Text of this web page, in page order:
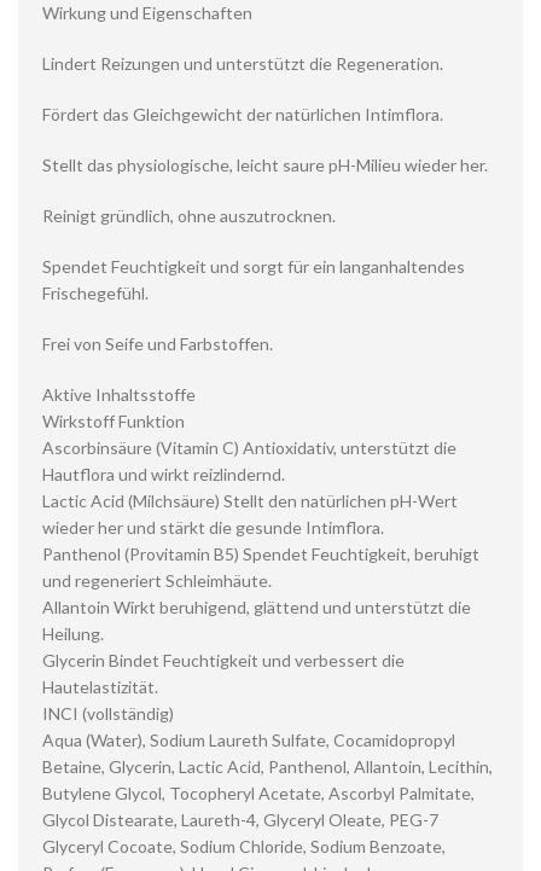
Wirkung und Eigenschaften
Lindert Reizungen und unterstützt die Regeneration.
Fördert das Gleichgewicht der natürlichen Intimflora.
Stellt das physiologische, leicht saure pH-Milieu wieder her.
Reinigt gründlich, ohne auszutrocknen.
Spendet Feuchtigkeit und sorgt für ein langanhaltendes
Frischegefühl.
Frei von Seife und Farbstoffen.
Aktive Inhaltsstoffe
Wirkstoff Funktion
Ascorbinsäure (Vitamin C) Antioxidativ, unterstützt die
Hautflora und wirkt reizlindernd.
Lactic Acid (Milchsäure) Stellt den natürlichen pH-Wert
wieder her und stärkt die gesunde Intimflora.
Panthenol (Provitamin B5) Spendet Feuchtigkeit, beruhigt
und regeneriert Schleimhäute.
Allantoin Wirkt beruhigend, glättend und unterstützt die
Heilung.
Glycerin Bindet Feuchtigkeit und verbessert die
Hautelastizität.
INCI (vollständig)
Aqua (Water), Sodium Laureth Sulfate, Cocamidopropyl
Betaine, Glycerin, Lactic Acid, Panthenol, Allantoin, Lecithin,
Butylene Glycol, Tocopheryl Acetate, Ascorbyl Palmitate,
Glycol Distearate, Laureth-4, Glyceryl Oleate, PEG-7
Glyceryl Cocoate, Sodium Chloride, Sodium Benzoate,